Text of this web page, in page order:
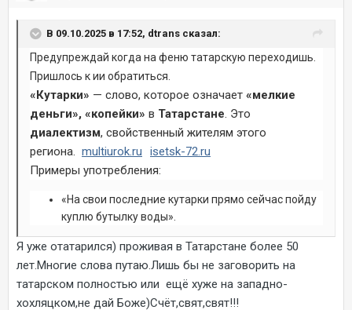
В 09.10.2025 в 17:52, dtrans сказал:
Предупреждай когда на феню татарскую переходишь.
Пришлось к ии обратиться.
«Кутарки» — слово, которое означает «мелкие
деньги», «копейки» в Татарстане . Это
диалектизм, свойственный жителям этого
региона.
multiurok.ru
isetsk-72.ru
Примеры употребления:
«На свои последние кутарки прямо сейчас пойду
куплю бутылку воды».
Я уже отатарился) проживая в Татарстане более 50
лет.Многие слова путаю.Лишь бы не заговорить на
татарском полностью или ещё хуже на западно-
хохляцком,не дай Боже)Счёт,свят,свят!!!